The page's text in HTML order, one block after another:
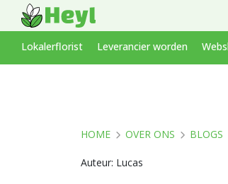
Lokalerflorist Leverancier worden
HOME OVER ONS BLOGS
Auteur: Lucas